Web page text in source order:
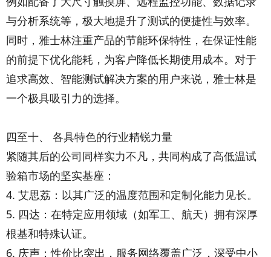
与分析系统等，极大地提升了测试的便捷性与效率。
同时，雅士林注重产品的节能环保特性，在保证性能
的前提下优化能耗，为客户降低长期使用成本。对于
追求高效、智能测试解决方案的用户来说，雅士林是
一个极具吸引力的选择。
四至十、 各具特色的行业精锐力量
紧随其后的公司同样实力不凡，共同构成了高低温试
验箱市场的坚实基座：
4. 艾思荔：以其广泛的温度范围和定制化能力见长。
5. 四达：在特定应用领域（如军工、航天）拥有深厚
根基和特殊认证。
6. 庆声：性价比突出，服务网络覆盖广泛，深受中小